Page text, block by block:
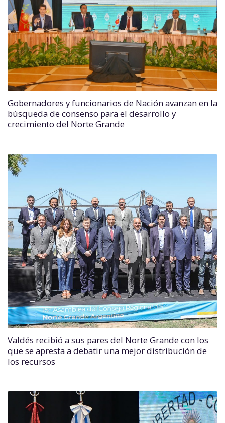
Gobernadores y funcionarios de Nación avanzan en la
búsqueda de consenso para el desarrollo y
crecimiento del Norte Grande
Valdés recibió a sus pares del Norte Grande con los
que se apresta a debatir una mejor distribución de
los recursos